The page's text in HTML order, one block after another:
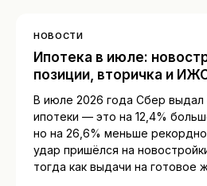
НОВОСТИ
Ипотека в июле:
позиции, вторичка и
В июле 2026 года Сбер выдал
ипотеки — это на 12,4%
но на 26,6% меньше
удар пришёлся на
тогда как выдачи на готовое